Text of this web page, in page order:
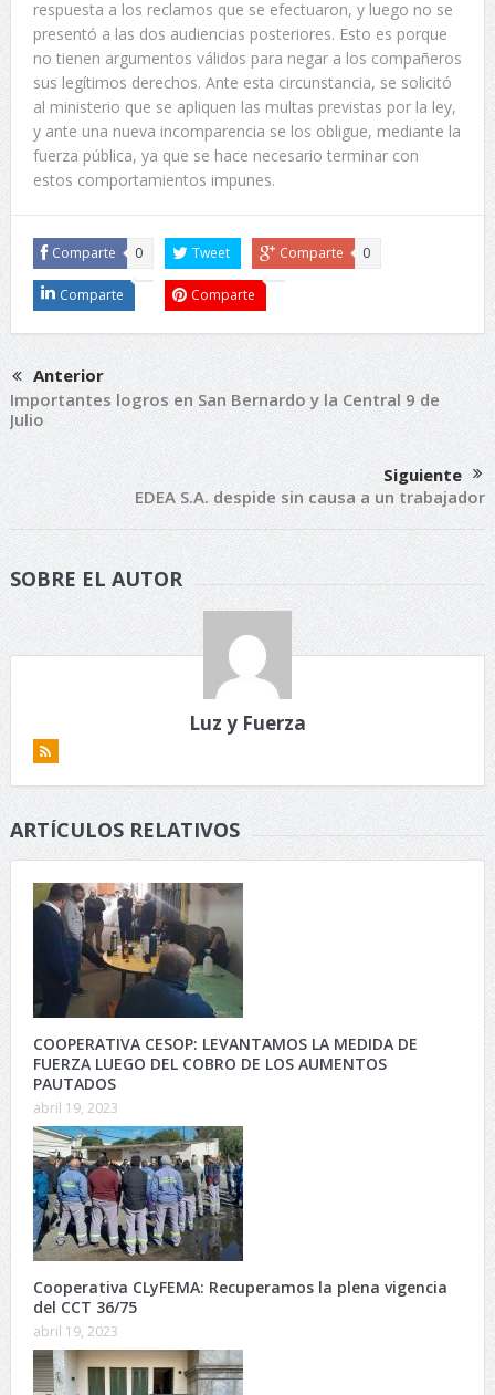
respuesta a los reclamos que se efectuaron, y luego no se
presentó a las dos audiencias posteriores. Esto es porque
no tienen argumentos válidos para negar a los compañeros
sus legítimos derechos. Ante esta circunstancia, se solicitó
al ministerio que se apliquen las multas previstas por la ley,
y ante una nueva incomparencia se los obligue, mediante la
fuerza pública, ya que se hace necesario terminar con
estos comportamientos impunes.
Comparte 0 Tweet Comparte 0
Comparte Comparte
Anterior
Importantes logros en San Bernardo y la Central 9 de
Julio
Siguiente
EDEA S.A. despide sin causa a un trabajador
SOBRE EL AUTOR
Luz y Fuerza
ARTÍCULOS RELATIVOS
COOPERATIVA CESOP: LEVANTAMOS LA MEDIDA DE
FUERZA LUEGO DEL COBRO DE LOS AUMENTOS
PAUTADOS
abril 19, 2023
Cooperativa CLyFEMA: Recuperamos la plena vigencia
del CCT 36/75
abril 19, 2023